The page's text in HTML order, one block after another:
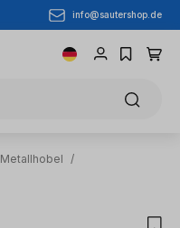
info@sautershop.de
Metallhobel
/